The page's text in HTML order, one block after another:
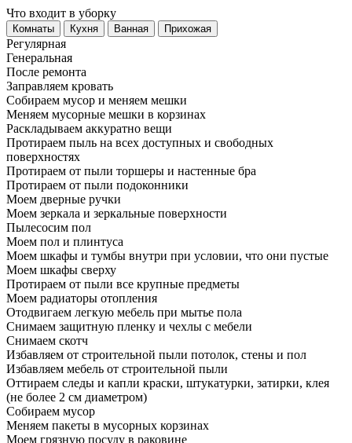
Что входит в уборку
Регу­лярная
Гене­ральная
После ремонта
Заправляем кровать
Собираем мусор и меняем мешки
Меняем мусорные мешки в корзинах
Раскладываем аккуратно вещи
Протираем пыль на всех доступных и свободных
поверхностях
Протираем от пыли торшеры и настенные бра
Протираем от пыли подоконники
Моем дверные ручки
Моем зеркала и зеркальные поверхности
Пылесосим пол
Моем пол и плинтуса
Моем шкафы и тумбы внутри при условии, что они пустые
Моем шкафы сверху
Протираем от пыли все крупные предметы
Моем радиаторы отопления
Отодвигаем легкую мебель при мытье пола
Снимаем защитную пленку и чехлы с мебели
Снимаем скотч
Избавляем от строительной пыли потолок, стены и пол
Избавляем мебель от строительной пыли
Оттираем следы и капли краски, штукатурки, затирки, клея
(не более 2 см диаметром)
Собираем мусор
Меняем пакеты в мусорных корзинах
Моем грязную посуду в раковине